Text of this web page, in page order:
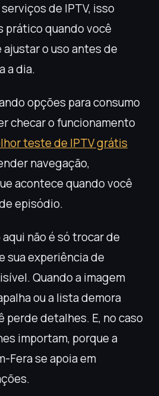
de IPTV, isso
prático quando você
o uso antes de
a dia.
opções para consumo
checar o funcionamento
teste de IPTV grátis
navegação,
acontece quando você
episódio.
não é só trocar de
sua experiência de
Quando a imagem
ou a lista demora
perde detalhes. E, no caso
importam, porque a
Fera se apoia em